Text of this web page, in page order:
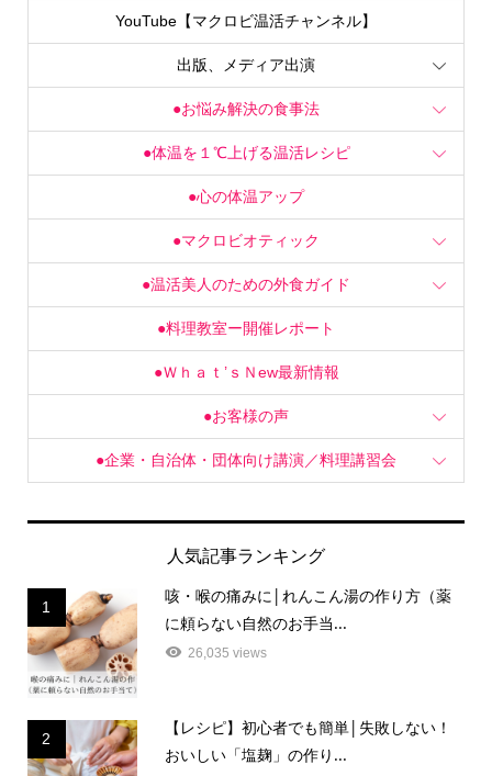
YouTube【マクロビ温活チャンネル】
出版、メディア出演
●お悩み解決の食事法
●体温を１℃上げる温活レシピ
●心の体温アップ
●マクロビオティック
●温活美人のための外食ガイド
●料理教室ー開催レポート
●Ｗｈａｔ’ｓＮew最新情報
●お客様の声
●企業・自治体・団体向け講演／料理講習会
人気記事ランキング
1
咳・喉の痛みに│れんこん湯の作り方（薬
に頼らない自然のお手当...
26,035 views
2
【レシピ】初心者でも簡単│失敗しない！
おいしい「塩麹」の作り...